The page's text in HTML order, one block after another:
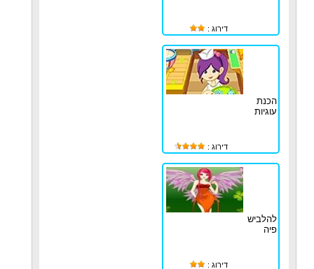
דירוג :
הכנת
עוגיות
דירוג :
להלביש
פיה
דירוג :